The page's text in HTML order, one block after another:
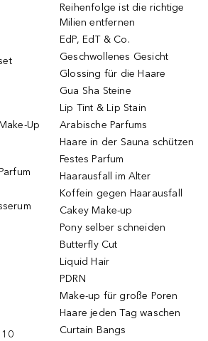
Up
Reihenfolge ist die richtige
Milien entfernen
EdP, EdT & Co.
Geschwollenes Gesicht
Glossing für die Haare
Gua Sha Steine
Lip Tint & Lip Stain
Arabische Parfums
Haare in der Sauna schützen
Festes Parfum
Haarausfall im Alter
Koffein gegen Haarausfall
Cakey Make-up
Pony selber schneiden
Butterfly Cut
Liquid Hair
PDRN
Make-up für große Poren
Haare jeden Tag waschen
Curtain Bangs